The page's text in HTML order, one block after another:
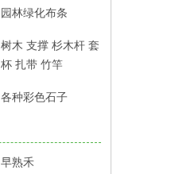
园林绿化布条
树木 支撑 杉木杆 套
杯 扎带 竹竿
各种彩色石子
早熟禾